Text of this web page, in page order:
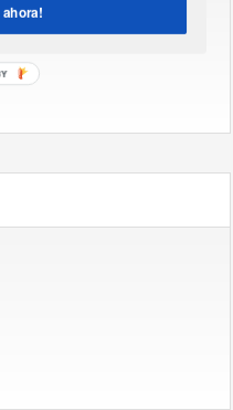
ahora!